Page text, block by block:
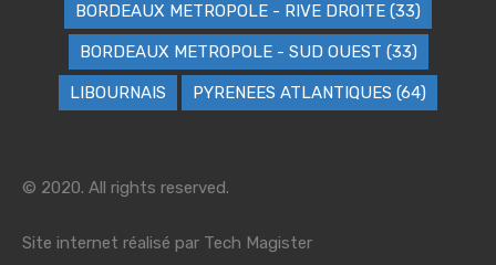
BORDEAUX METROPOLE - RIVE DROITE (33)
BORDEAUX METROPOLE - SUD OUEST (33)
LIBOURNAIS PYRENEES ATLANTIQUES (64)
© 2020. All rights reserved.
Site internet réalisé par Tech Magister